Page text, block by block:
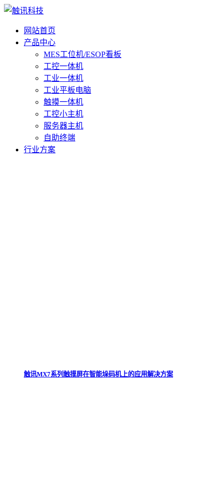
网站首页
产品中心
MES工位机/ESOP看板
工控一体机
工业一体机
工业平板电脑
触摸一体机
工控小主机
服务器主机
自助终端
行业方案
触讯MX7系列触摸屏在智能垛码机上的应用解决方案